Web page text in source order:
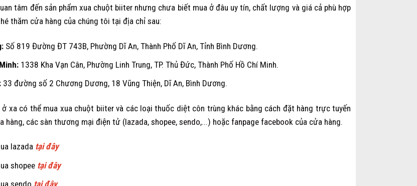
tâm đến sản phẩm xua chuột biiter nhưng chưa biết mua ở đâu uy tín, chất lượng và giá cả phù hợp
thăm cửa hàng của chúng tôi tại địa chỉ sau:
: Số 819 Đường ĐT 743B, Phường Dĩ An, Thành Phố Dĩ An, Tỉnh Bình Dương.
1338 Kha Vạn Cân, Phường Linh Trung, TP. Thủ Đức, Thành Phố Hồ Chí Minh.
33 đường số 2 Chương Dương, 18 Vũng Thiện, Dĩ An, Bình Dương.
ở xa có thể mua xua chuột biiter và các loại thuốc diệt côn trùng khác bằng cách đặt hàng trực tuyến
hàng, các sàn thương mại điện tử (lazada, shopee, sendo,...) hoặc fanpage facebook của cửa hàng.
lazada tại đây
shopee tại đây
sendo tại đây